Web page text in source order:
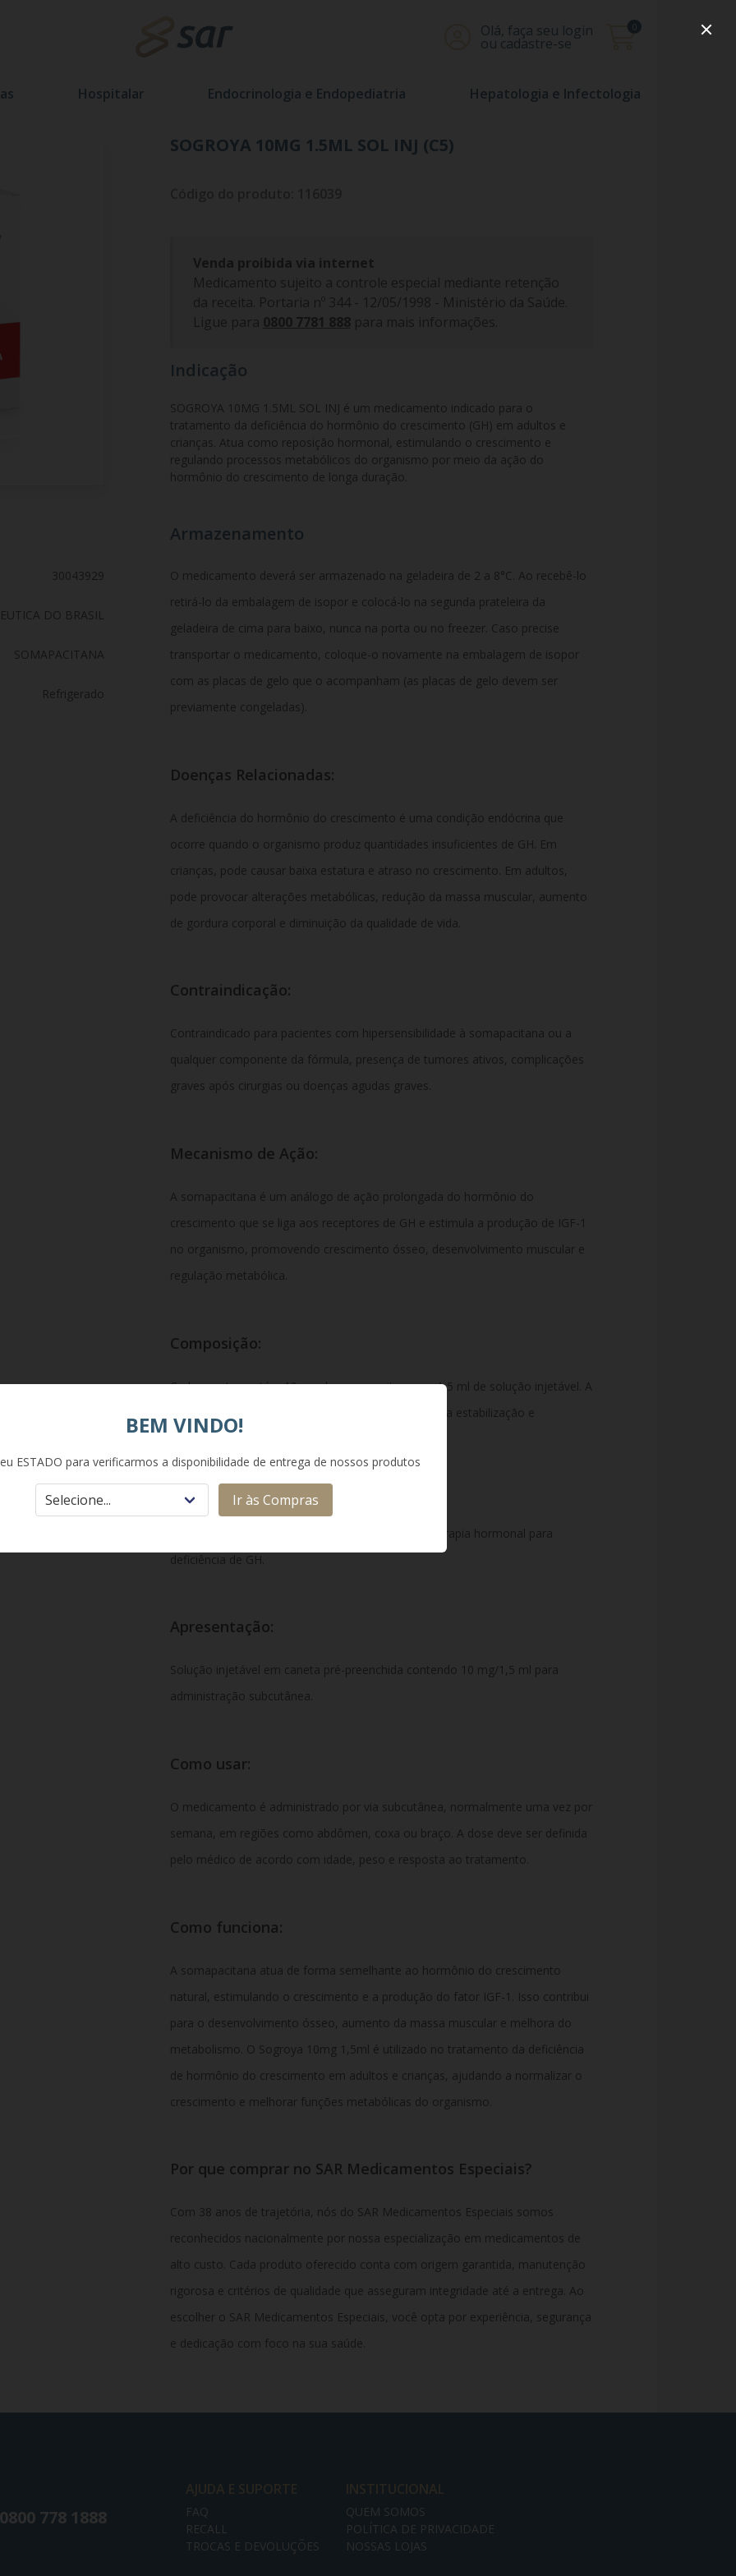
Olá, faça seu login
ou cadastre-se
0
Hospitalar Endocrinologia e Endopediatria Hepatologia e Infectologia
SOGROYA 10MG 1.5ML SOL INJ (C5)
Venda proibida via internet
Medicamento sujeito a controle especial mediante retenção
da receita. Portaria nº 344 - 12/05/1998 - Ministério da Saúde.
Ligue para 0800 7781 888 para mais informações.
Indicação
SOGROYA 10MG 1.5ML SOL INJ é um medicamento indicado para o
tratamento da deficiência do hormônio do crescimento (GH) em adultos e
crianças. Atua como reposição hormonal, estimulando o crescimento e
regulando processos metabólicos do organismo por meio da ação do
hormônio do crescimento de longa duração.
30043929
DO BRASIL
SOMAPACITANA
Refrigerado
Armazenamento
O medicamento deverá ser armazenado na geladeira de 2 a 8°C. Ao recebê-lo
retirá-lo da embalagem de isopor e colocá-lo na segunda prateleira da
geladeira de cima para baixo, nunca na porta ou no freezer. Caso precise
transportar o medicamento, coloque-o novamente na embalagem de isopor
com as placas de gelo que o acompanham (as placas de gelo devem ser
previamente congeladas).
Doenças Relacionadas:
A deficiência do hormônio do crescimento é uma condição endócrina que
ocorre quando o organismo produz quantidades insuficientes de GH. Em
crianças, pode causar baixa estatura e atraso no crescimento. Em adultos,
pode provocar alterações metabólicas, redução da massa muscular, aumento
de gordura corporal e diminuição da qualidade de vida.
Contraindicação:
Contraindicado para pacientes com hipersensibilidade à somapacitana ou a
qualquer componente da fórmula, presença de tumores ativos, complicações
graves após cirurgias ou doenças agudas graves.
Mecanismo de Ação:
A somapacitana é um análogo de ação prolongada do hormônio do
crescimento que se liga aos receptores de GH e estimula a produção de IGF- 1
no organismo, promovendo crescimento ósseo, desenvolvimento muscular e
regulação metabólica.
Composição:
Cadacanetacontém10mgdesomapacitanaem1,5 ml de solução injetável. A
para estabilização e
Classe Terapêutica:
terapia hormonal para
deficiência de GH.
Apresentação:
Solução injetável em caneta pré-preenchida contendo 10 mg/ 1,5 ml para
administração subcutânea.
Como usar:
O medicamento é administrado por via subcutânea, normalmente uma vez por
semana, em regiões como abdômen, coxa ou braço. A dose deve ser definida
pelo médico de acordo com idade, peso e resposta ao tratamento.
Como funciona:
A somapacitana atua de forma semelhante ao hormônio do crescimento
natural, estimulando o crescimento e a produção do fator IGF- 1. Isso contribui
para o desenvolvimento ósseo, aumento da massa muscular e melhora do
metabolismo. O Sogroya 10mg 1,5ml é utilizado no tratamento da deficiência
de hormônio do crescimento em adultos e crianças, ajudando a normalizar o
crescimento e melhorar funções metabólicas do organismo.
Por que comprar no SAR Medicamentos Especiais?
Com 38 anos de trajetória, nós do SAR Medicamentos Especiais somos
reconhecidos nacionalmente por nossa especialização em medicamentos de
alto custo Cada produto oferecido conta com origem garantida, manutenção
rigorosa e critérios de qualidade que asseguram integridade até a entrega. Ao
escolher o SAR Medicamentos Especiais, você opta por experiência, segurança
e dedicação com foco na sua saúde.
0800 778 1888
AJUDA E SUPORTE
FAQ
RECALL
TROCAS E DEVOLUÇÕES
INSTITUCIONAL
QUEM SOMOS
POLÍTICA DE PRIVACIDADE
NOSSAS LOJAS
BEM VINDO!
ESTADO para verificarmos a disponibilidade de entrega de nossos produtos
Ir às Compras